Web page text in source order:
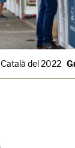
del 2022